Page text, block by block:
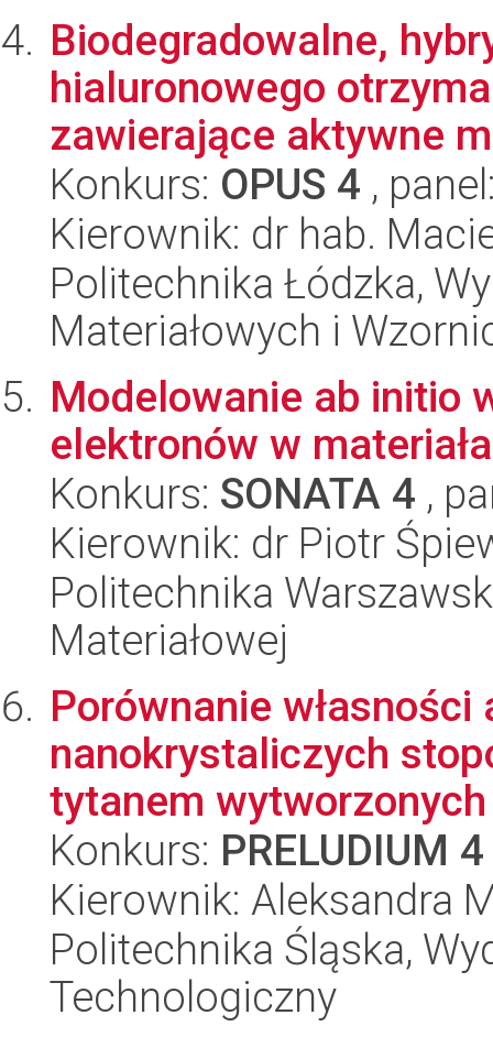
Biodegradowalne,
hialuronowego
zawierające aktywne
Konkurs: OPUS 4 ,
Kierownik: dr hab.
Politechnika Łódzka,
Materiałowych i
Modelowanie ab initio
elektronów w
Konkurs: SONATA 4 ,
Kierownik: dr Piotr
Politechnika
Materiałowej
Porównanie
nanokrystaliczych
tytanem
Konkurs: PRELUDIUM 4
Kierownik: Aleksandra
Politechnika Śląska,
Technologiczny